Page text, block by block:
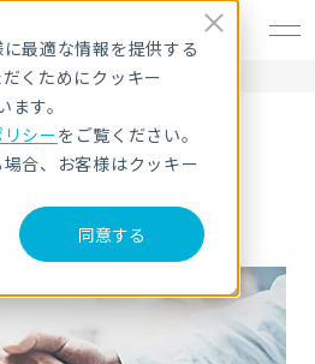
最適な情報を提供する
くためにクッキー
す。
シーをご覧ください。
合、お客様はクッキー
同意する
入事例